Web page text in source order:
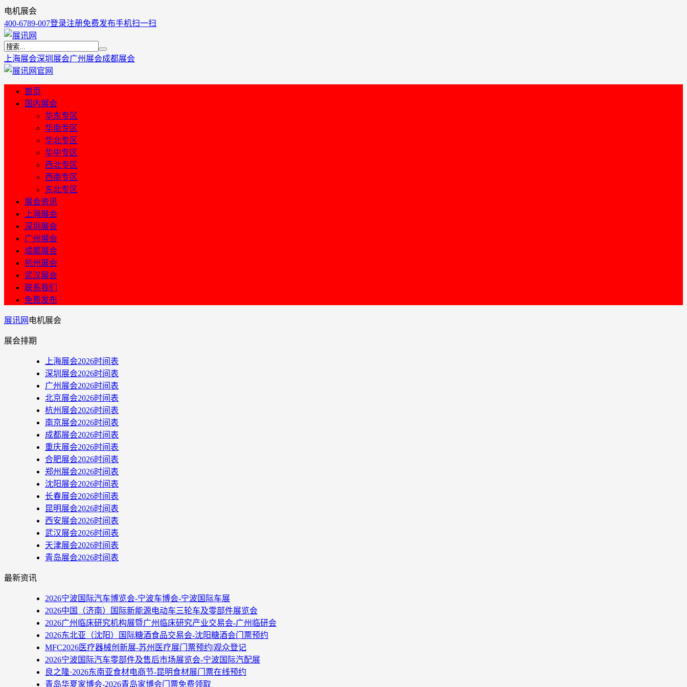
电机展会
400-6789-007登录注册免费发布手机扫一扫
上海展会深圳展会广州展会成都展会
首页
国内展会
华东专区
华南专区
华北专区
华中专区
西北专区
西南专区
东北专区
展会资讯
上海展会
深圳展会
广州展会
成都展会
杭州展会
武汉展会
联系我们
免费发布
展讯网 电机展会
展会排期
上海展会2026时间表
深圳展会2026时间表
广州展会2026时间表
北京展会2026时间表
杭州展会2026时间表
南京展会2026时间表
成都展会2026时间表
重庆展会2026时间表
合肥展会2026时间表
郑州展会2026时间表
沈阳展会2026时间表
长春展会2026时间表
昆明展会2026时间表
西安展会2026时间表
武汉展会2026时间表
天津展会2026时间表
青岛展会2026时间表
最新资讯
2026宁波国际汽车博览会-宁波车博会-宁波国际车展
2026中国（济南）国际新能源电动车三轮车及零部件展览会
2026广州临床研究机构展暨广州临床研究产业交易会-广州临研会
2026东北亚（沈阳）国际糖酒食品交易会-沈阳糖酒会门票预约
MFC2026医疗器械创新展-苏州医疗展门票预约|观众登记
2026宁波国际汽车零部件及售后市场展览会-宁波国际汽配展
良之隆·2026东南亚食材电商节-昆明食材展门票在线预约
青岛华夏家博会-2026青岛家博会门票免费领取